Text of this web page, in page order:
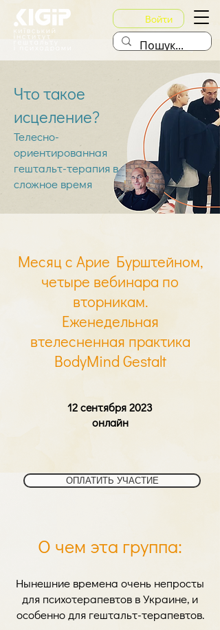
Войти
Что такое
исцеление?
Телесно-
ориентированная
гештальт-терапия в
сложное время
Месяц с Арие Бурштейном,
четыре вебинара по
вторникам.
Еженедельная
втелесненная практика
BodyMind Gestalt
12 сентября 2023
онлайн
ОПЛАТИТЬ УЧАСТИЕ
О чем эта группа:
Нынешние времена очень непросты
для психотерапевтов в Украине, и
особенно для гештальт-терапевтов.